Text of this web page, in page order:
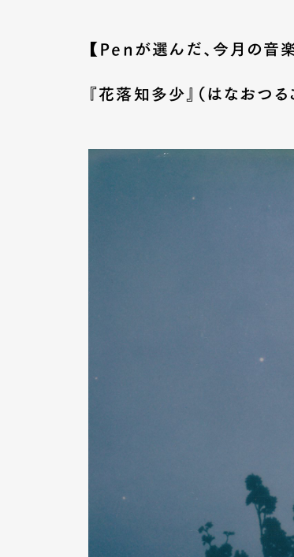
【Penが選んだ、今月の音楽
『花落知多少』（はなおつる